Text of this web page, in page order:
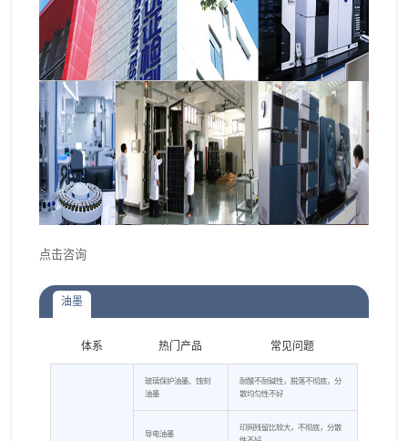
点击咨询
油墨
体系 热门产品 常见问题
玻璃保护油墨、蚀刻
油墨
耐酸不耐碱性，脱落不彻底，分
散均匀性不好
导电油墨
印网残留比较大，不彻底，分散